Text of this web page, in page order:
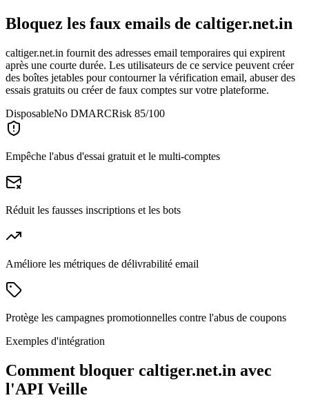
Bloquez les faux emails de caltiger.net.in
caltiger.net.in fournit des adresses email temporaires qui expirent
après une courte durée. Les utilisateurs de ce service peuvent créer
des boîtes jetables pour contourner la vérification email, abuser des
essais gratuits ou créer de faux comptes sur votre plateforme.
DisposableNo DMARCRisk 85/100
Empêche l'abus d'essai gratuit et le multi-comptes
Réduit les fausses inscriptions et les bots
Améliore les métriques de délivrabilité email
Protège les campagnes promotionnelles contre l'abus de coupons
Exemples d'intégration
Comment bloquer caltiger.net.in avec
l'API Veille